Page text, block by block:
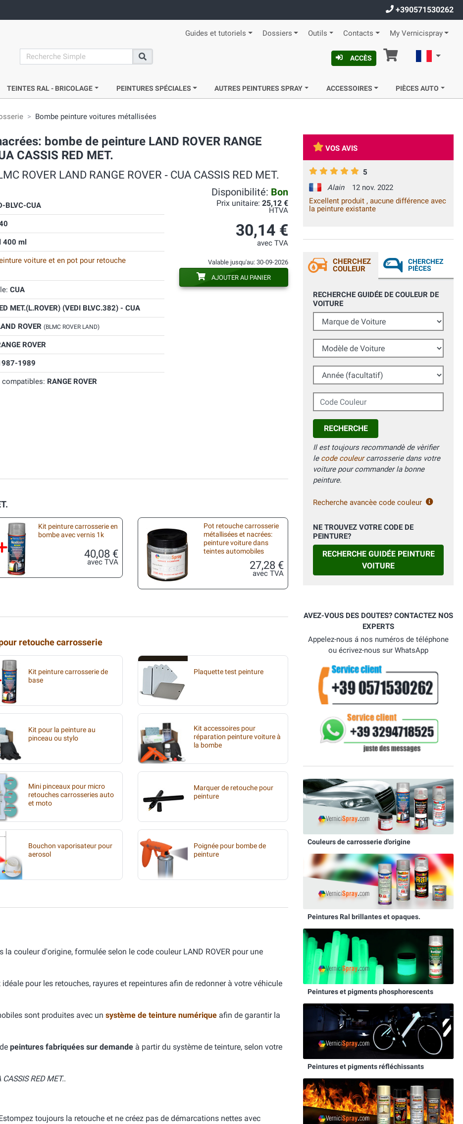
+390571530262
Guides et tutoriels Dossiers Outils Contacts My Vernicispray
search
Recherche
ACCÈS Panier
TEINTES RAL - BRICOLAGE PEINTURES SPÉCIALES AUTRES PEINTURES SPRAY ACCESSOIRES PIÈCES AUTO
Bombe peinture voitures métallisées
bombe de peinture LAND ROVER RANGE
CASSIS RED MET.
ROVER LAND RANGE ROVER ‐ CUA CASSIS RED MET.
BLVC-CUA
400 ml
voiture et en pot pour retouche
CUA
MET.(L.ROVER) (VEDI BLVC.382) - CUA
ROVER (BLMC ROVER LAND)
ROVER
1989
RANGE ROVER
Disponibilité: Bon
Prix unitaire: 25,12 €
HTVA
30,14 €
avec TVA
Valable jusqu'au: 30-09-2026
AJOUTER AU PANIER
Kit peinture carrosserie en
bombe avec vernis 1k
40,08 €
avec TVA
Pot retouche carrosserie
métallisées et nacrées:
peinture voiture dans
teintes automobiles
27,28 €
avec TVA
retouche carrosserie
Kit peinture carrosserie de
base
Plaquette test peinture
Kit pour la peinture au
pinceau ou stylo
Kit accessoires pour
réparation peinture voiture à
la bombe
Mini pinceaux pour micro
retouches carrosseries auto
et moto
Marquer de retouche pour
peinture
Bouchon vaporisateur pour
aerosol
Poignée pour bombe de
peinture
la couleur d'origine, formulée selon le code couleur LAND ROVER pour une
pour les retouches, rayures et repeintures afin de redonner à votre véhicule
sont produites avec un système de teinture numérique afin de garantir la
peintures fabriquées sur demande à partir du système de teinture, selon votre
CASSIS RED MET..
toujours la retouche et ne créez pas de démarcations nettes avec
VOS AVIS
5
Alain
12 nov. 2022
Excellent produit , aucune différence avec
la peinture existante
CHERCHEZ
COULEUR
CHERCHEZ
PIÈCES
RECHERCHE GUIDÉE DE COULEUR DE
VOITURE
Marque de Voiture
Modèle de Voiture
Année (facultatif)
Code Couleur
RECHERCHE
Il est toujours recommandè de vèrifier
le code couleurcarrosserie dans votre
voiture pour commander la bonne
peinture.
Recherche avancèe code couleur
NE TROUVEZ VOTRE CODE DE
PEINTURE?
RECHERCHE GUIDÉE PEINTURE
VOITURE
AVEZ-VOUS DES DOUTES? CONTACTEZ NOS
EXPERTS
Appelez-nous á nos numéros de téléphone
ou écrivez-nous sur WhatsApp
Couleurs de carrosserie d'origine
Peintures Ral brillantes et opaques.
Peintures et pigments phosphorescents
Peintures et pigments réfléchissants